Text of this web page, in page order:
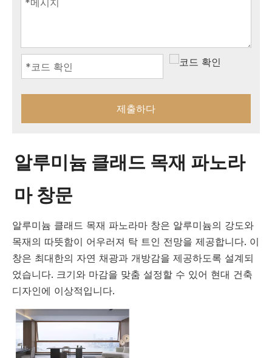
제출하다
알루미늄 클래드 목재 파노라
마 창문
알루미늄 클래드 목재 파노라마 창은 알루미늄의 강도와
목재의 따뜻함이 어우러져 탁 트인 전망을 제공합니다. 이
창은 최대한의 자연 채광과 개방감을 제공하도록 설계되
었습니다. 크기와 마감을 맞춤 설정할 수 있어 현대 건축
디자인에 이상적입니다.